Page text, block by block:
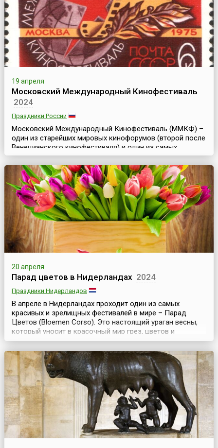
этому замечательному...
19 апреля
Московский Международный Кинофестиваль
2024
Праздники России
Московский Международный Кинофестиваль (ММКФ) –
один из старейших мировых кинофорумов (второй после
Венецианского кинофестиваля) и один из самых
представительных киносмотров в мире наряду с
кинофестивалями в Берлине, Каннах, Венеции, Сан-
Себастьяне и Карловых Варах. Он был создан в целях
развития культурного обмена, взаимопонимания между
народами и сотрудничества между кинематографистами
всего мир...
20 апреля
Парад цветов в Нидерландах 2024
Праздники Нидерландов
В апреле в Нидерландах проходит один из самых
красивых и зрелищных фестивалей в мире – Парад
Цветов (Bloemen Corso). Это настоящий ураган весны,
который уносит в красочный мир грез, цветов и
солнца.Весь праздник цветов длится 5 дней, но главное
мероприятие – парад проходит в субботу. По традиции,
цветочное шествие, начинающееся в 9 утра в
Нордвейке, представляет собой большую праздничную
колон...